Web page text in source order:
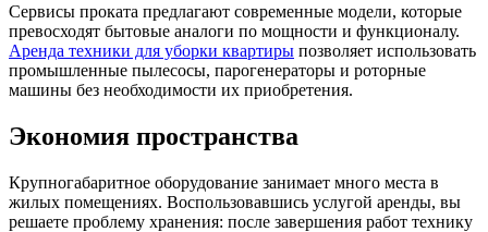
Сервисы проката предлагают современные модели, которые
превосходят бытовые аналоги по мощности и функционалу.
Аренда техники для уборки квартиры позволяет использовать
промышленные пылесосы, парогенераторы и роторные
машины без необходимости их приобретения.
Экономия пространства
Крупногабаритное оборудование занимает много места в
жилых помещениях. Воспользовавшись услугой аренды, вы
решаете проблему хранения: после завершения работ технику